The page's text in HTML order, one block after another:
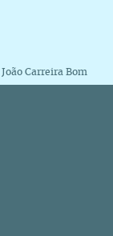
João Carreira Bom